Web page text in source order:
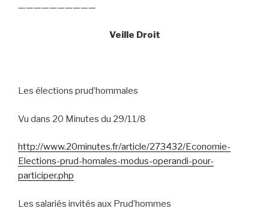
——————————
Veille Droit
Les élections prud’hommales
Vu dans 20 Minutes du 29/11/8
http://www.20minutes.fr/article/273432/Economie-
Elections-prud-homales-modus-operandi-pour-
participer.php
Les salariés invités aux Prud’hommes